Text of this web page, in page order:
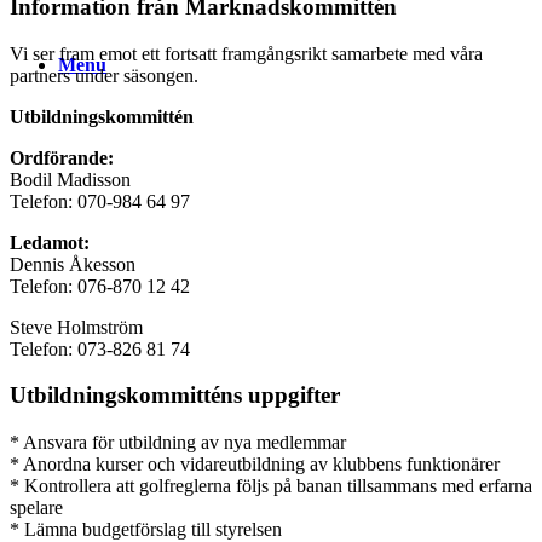
Menu
Information från Marknadskommittén
Vi ser fram emot ett fortsatt framgångsrikt samarbete med våra
partners under säsongen.
Utbildningskommittén
Ordförande:
Bodil Madisson
Telefon: 070-984 64 97
Ledamot:
Dennis Åkesson
Telefon: 076-870 12 42
Steve Holmström
Telefon: 073-826 81 74
Utbildningskommitténs uppgifter
* Ansvara för utbildning av nya medlemmar
* Anordna kurser och vidareutbildning av klubbens funktionärer
* Kontrollera att golfreglerna följs på banan tillsammans med erfarna
spelare
* Lämna budgetförslag till styrelsen